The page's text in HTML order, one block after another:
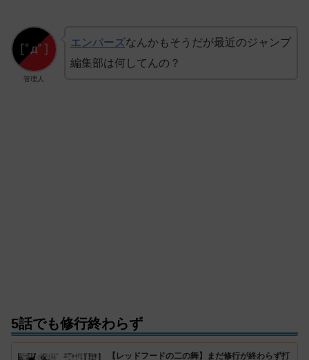
管理人
エンバーズなんかもそうだが最近のジャンプ
編集部は何してんの？
5話でも修行終わらず
【レッドフードの二の舞】まだ修行が終わらず打